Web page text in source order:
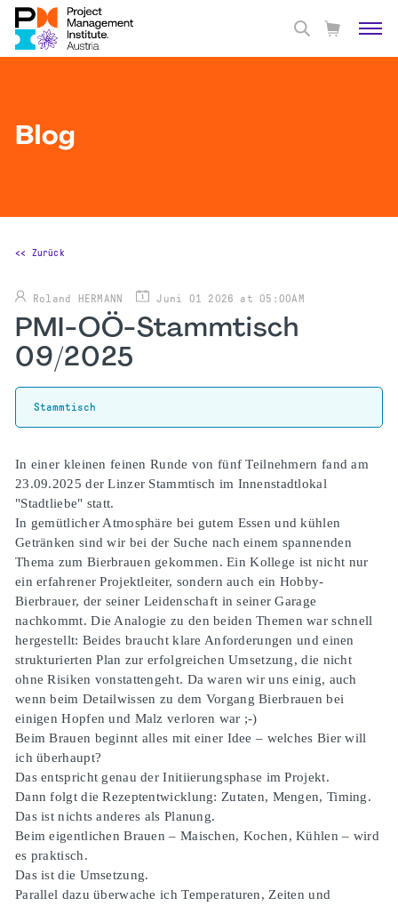
Blog
<< Zurück
Roland HERMANN Juni 01 2026 at 05:00AM
PMI-OÖ-Stammtisch
09/2025
Stammtisch
In einer kleinen feinen Runde von fünf Teilnehmern fand am
23.09.2025 der Linzer Stammtisch im Innenstadtlokal
"Stadtliebe" statt.
In gemütlicher Atmosphäre bei gutem Essen und kühlen
Getränken sind wir bei der Suche nach einem spannenden
Thema zum Bierbrauen gekommen. Ein Kollege ist nicht nur
ein erfahrener Projektleiter, sondern auch ein Hobby-
Bierbrauer, der seiner Leidenschaft in seiner Garage
nachkommt. Die Analogie zu den beiden Themen war schnell
hergestellt: Beides braucht klare Anforderungen und einen
strukturierten Plan zur erfolgreichen Umsetzung, die nicht
ohne Risiken vonstattengeht. Da waren wir uns einig, auch
wenn beim Detailwissen zu dem Vorgang Bierbrauen bei
einigen Hopfen und Malz verloren war ;-)
Beim Brauen beginnt alles mit einer Idee – welches Bier will
ich überhaupt?
Das entspricht genau der Initiierungsphase im Projekt.
Dann folgt die Rezeptentwicklung: Zutaten, Mengen, Timing.
Das ist nichts anderes als Planung.
Beim eigentlichen Brauen – Maischen, Kochen, Kühlen – wird
es praktisch.
Das ist die Umsetzung.
Parallel dazu überwache ich Temperaturen, Zeiten und